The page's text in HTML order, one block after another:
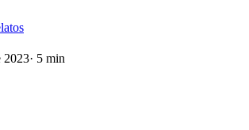
2023· 5 min